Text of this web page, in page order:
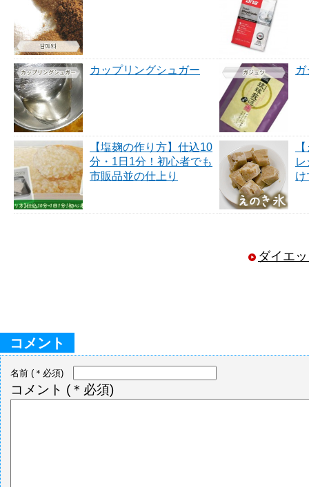
カップリングシュガー
【塩麹の作り方】仕込10
分・1日1分！初心者でも
市販品並の仕上り
け
ダイエ
コメント
名前 (＊必須)
コメント (＊必須)